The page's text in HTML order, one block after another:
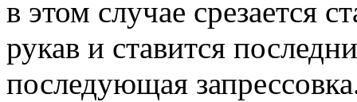
в этом случае срезается
рукав и ставится
последующая